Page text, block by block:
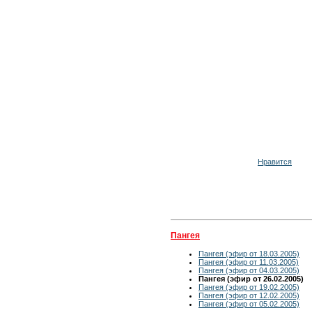
Нравится
Пангея
Пангея (эфир от 18.03.2005)
Пангея (эфир от 11.03.2005)
Пангея (эфир от 04.03.2005)
Пангея (эфир от 26.02.2005)
Пангея (эфир от 19.02.2005)
Пангея (эфир от 12.02.2005)
Пангея (эфир от 05.02.2005)